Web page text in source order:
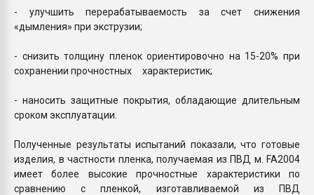
- улучшить перерабатываемость за счет снижения
«дымления» при экструзии;
- снизить толщину пленок ориентировочно на 15-20% при
сохранении прочностных характеристик;
- наносить защитные покрытия, обладающие длительным
сроком эксплуатации.
Полученные результаты испытаний показали, что готовые
изделия, в частности пленка, получаемая из ПВД м. FA2004
имеет более высокие прочностные характеристики по
сравнению с пленкой, изготавливаемой из ПВД